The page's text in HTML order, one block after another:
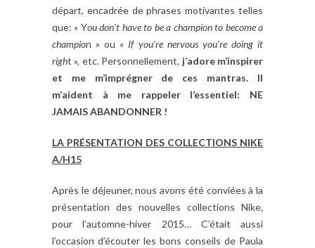
départ, encadrée de phrases motivantes telles
que: « You don’t have to be a champion to become a
champion » ou « If you’re nervous you’re doing it
right », etc. Personnellement, j’adore m’inspirer
et me m’imprégner de ces mantras. Il
m’aident à me rappeler l’essentiel: NE
JAMAIS ABANDONNER !
LA PRÉSENTATION DES COLLECTIONS NIKE
A/H15
Après le déjeuner, nous avons été conviées à la
présentation des nouvelles collections Nike,
pour l’automne-hiver 2015… C’était aussi
l’occasion d’écouter les bons conseils de Paula